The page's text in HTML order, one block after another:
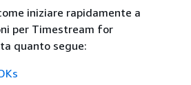
iniziare rapidamente a
per Timestream for
quanto segue: